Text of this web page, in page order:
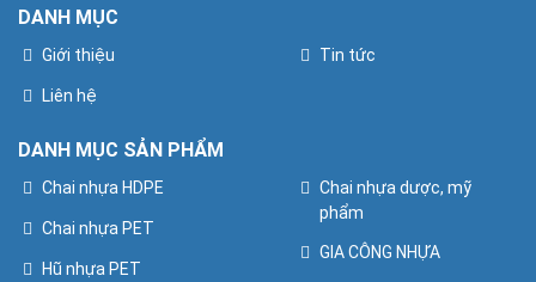
DANH MỤC
Giới thiệu
Liên hệ
Tin tức
DANH MỤC SẢN PHẨM
Chai nhựa HDPE
Chai nhựa PET
Hũ nhựa PET
Chai nhựa dược, mỹ
phẩm
GIA CÔNG NHỰA